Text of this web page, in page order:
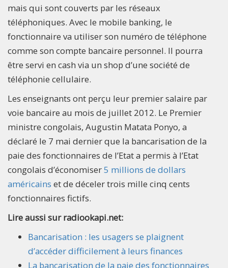
mais qui sont couverts par les réseaux
téléphoniques. Avec le mobile banking, le
fonctionnaire va utiliser son numéro de téléphone
comme son compte bancaire personnel. Il pourra
être servi en cash via un shop d’une société de
téléphonie cellulaire.
Les enseignants ont perçu leur premier salaire par
voie bancaire au mois de juillet 2012. Le Premier
ministre congolais, Augustin Matata Ponyo, a
déclaré le 7 mai dernier que la bancarisation de la
paie des fonctionnaires de l’Etat a permis à l’Etat
congolais d’économiser5 millions de dollars
américains et de déceler trois mille cinq cents
fonctionnaires fictifs.
Lire aussi sur radiookapi.net:
Bancarisation : les usagers se plaignent
d’accéder difficilement à leurs finances
La bancarisation de la paie des fonctionnaires